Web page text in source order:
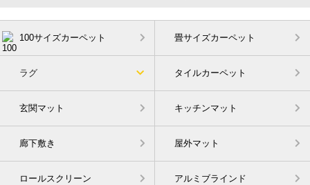
100サイズカーペット 畳サイズカーペット
ラグ タイルカーペット
玄関マット キッチンマット
廊下敷き 屋外マット
ロールスクリーン アルミブラインド